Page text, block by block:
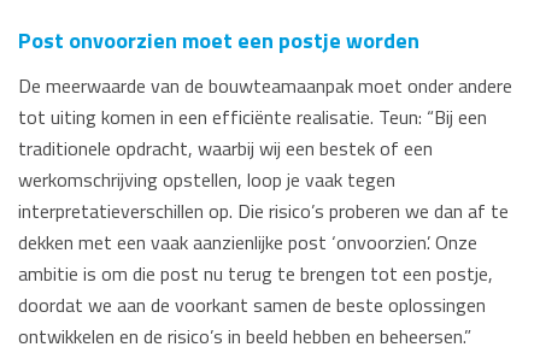
Post onvoorzien moet een postje worden
De meerwaarde van de bouwteamaanpak moet onder andere
tot uiting komen in een efficiënte realisatie. Teun: “Bij een
traditionele opdracht, waarbij wij een bestek of een
werkomschrijving opstellen, loop je vaak tegen
interpretatieverschillen op. Die risico’s proberen we dan af te
dekken met een vaak aanzienlijke post ‘onvoorzien’. Onze
ambitie is om die post nu terug te brengen tot een postje,
doordat we aan de voorkant samen de beste oplossingen
ontwikkelen en de risico’s in beeld hebben en beheersen.”